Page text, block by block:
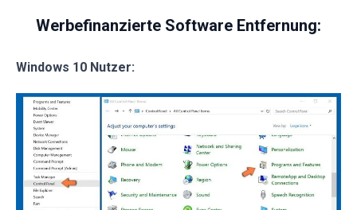
Werbefinanzierte Software Entfernung:
Windows 10 Nutzer: